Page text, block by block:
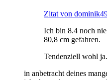
Zitat von
Ich bin 8.4 noch
80,8 cm gefahren.
Tendenziell wohl ja.
in anbetracht deines